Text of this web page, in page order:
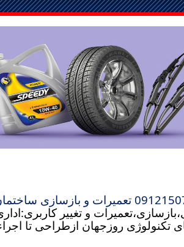
تعمیرات و بازسازی
و تغییر
تکنولوژی روزجهان ازطراحی تا